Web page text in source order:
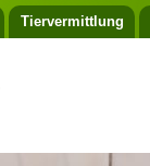
Tiervermittlung